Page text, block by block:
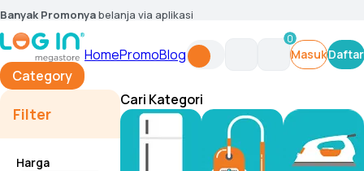
Banyak Promonyabelanja via aplikasi
Category
HomePromoBlog
0
MasukDaftar
Filter
Harga
Cari Kategori